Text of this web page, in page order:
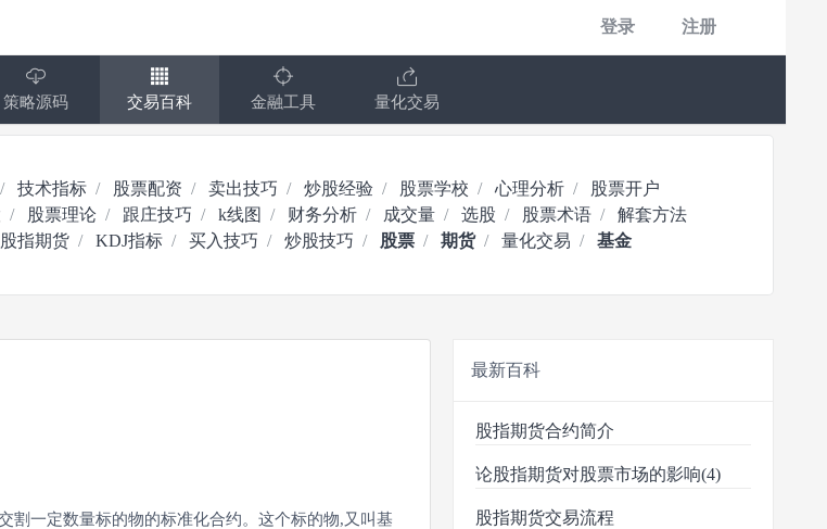
登录 注册
策略源码 交易百科 金融工具 量化交易
技术指标 股票配资 卖出技巧 炒股经验 股票学校 心理分析
股票开户
股票理论 跟庄技巧 k线图 财务分析 成交量 选股 股票术语
解套方法
股指期货 KDJ指标 买入技巧 炒股技巧 股票 期货 量化交易 基金
一定数量标的物的标准化合约。这个标的物,又叫基
最新百科
股指期货合约简介
论股指期货对股票市场的影响(4)
股指期货交易流程